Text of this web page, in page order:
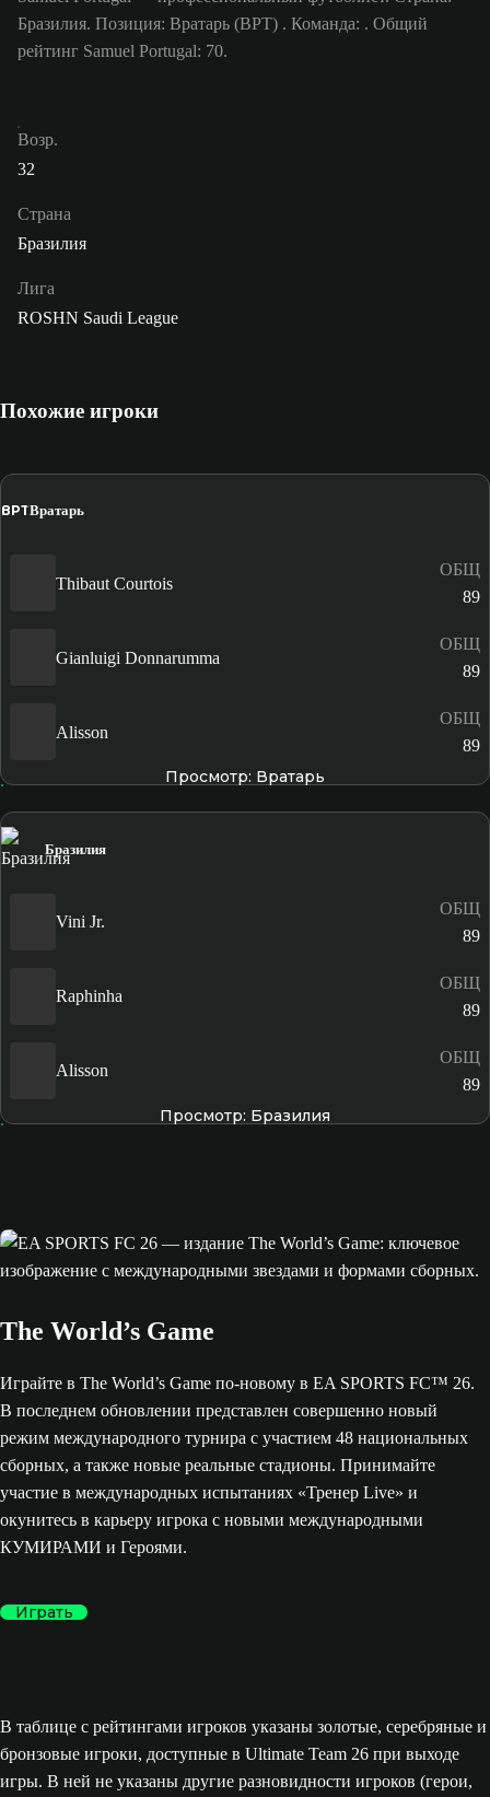
Бразилия. Позиция: Вратарь (ВРТ) . Команда: . Общий
рейтинг Samuel Portugal: 70.
Возр.
32
Страна
Бразилия
Лига
ROSHN Saudi League
Похожие игроки
ВРТВратарь
Thibaut Courtois
ОБЩ
89
Gianluigi Donnarumma
ОБЩ
89
Alisson
ОБЩ
89
Просмотр: Вратарь
Бразилия
Vini Jr.
ОБЩ
89
Raphinha
ОБЩ
89
Alisson
ОБЩ
89
Просмотр: Бразилия
The World’s Game
Играйте в The World’s Game по-новому в EA SPORTS FC™ 26.
В последнем обновлении представлен совершенно новый
режим международного турнира с участием 48 национальных
сборных, а также новые реальные стадионы. Принимайте
участие в международных испытаниях «Тренер Live» и
окунитесь в карьеру игрока с новыми международными
КУМИРАМИ и Героями.
Играть
В таблице с рейтингами игроков указаны золотые, серебряные и
бронзовые игроки, доступные в Ultimate Team 26 при выходе
игры. В ней не указаны другие разновидности игроков (герои,